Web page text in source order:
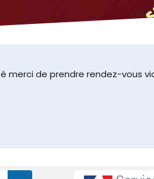
merci de prendre rendez-vous